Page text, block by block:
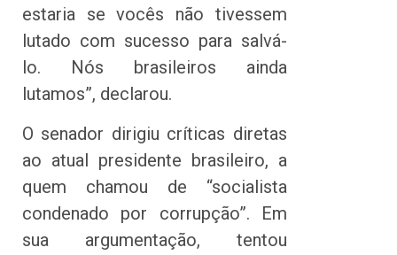
estaria se vocês não tivessem
lutado com sucesso para salvá-
lo. Nós brasileiros ainda
lutamos”, declarou.
O senador dirigiu críticas diretas
ao atual presidente brasileiro, a
quem chamou de “socialista
condenado por corrupção”. Em
sua argumentação, tentou